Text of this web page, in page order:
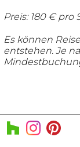
Preis: 180 € pro
Es können
entstehen. Je